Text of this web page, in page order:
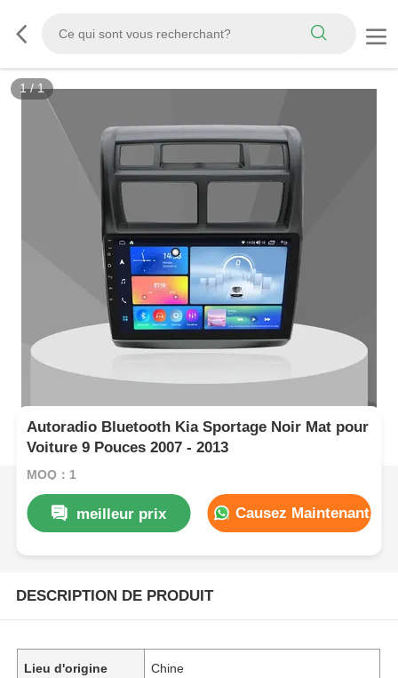
1/1
Autoradio Bluetooth Kia Sportage Noir Mat pour
Voiture 9 Pouces 2007 - 2013
MOQ：1
meilleur prix Causez Maintenant
DESCRIPTION DE PRODUIT
Lieu d'origine Chine